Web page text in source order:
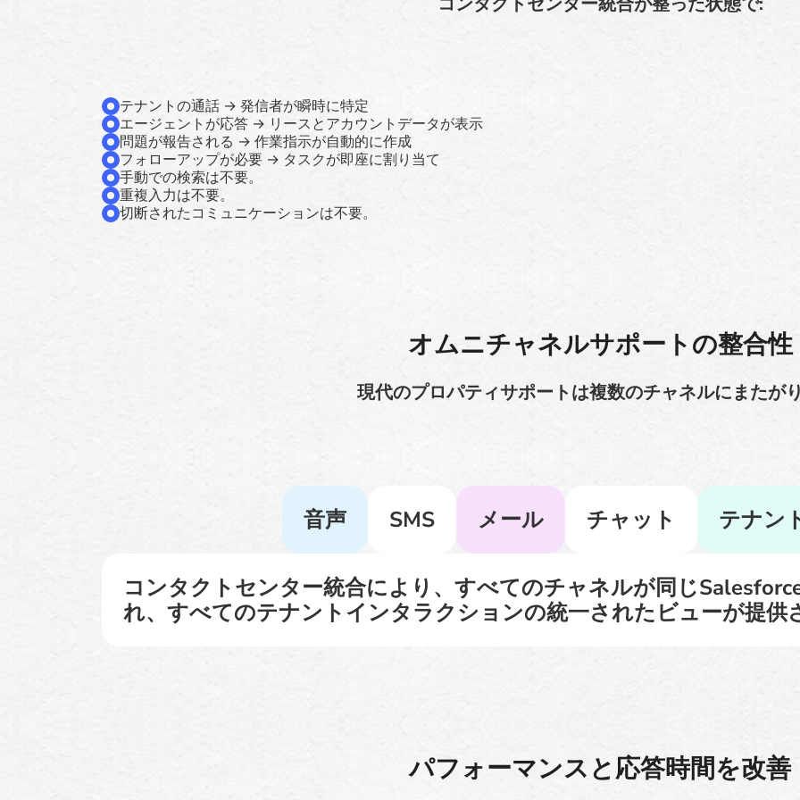
テナントの通話 → 発信者が瞬時に特定
エージェントが応答 → リースとアカウントデータが表示
問題が報告される → 作業指示が自動的に作成
フォローアップが必要 → タスクが即座に割り当て
手動での検索は不要。
重複入力は不要。
切断されたコミュニケーションは不要。
オムニチャネルサポートの整合性
現代のプロパティサポートは複数のチャネルにまたが
音声 SMS メール チャット テナン
コンタクトセンター統合により、すべてのチャネルが同じ
れ、すべてのテナントインタラクションの統一されたビューが提供
パフォーマンスと応答時間を改善